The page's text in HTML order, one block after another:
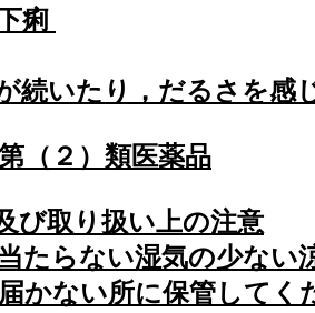
痢
続いたり，だるさを感
（２）類医薬品
び取り扱い上の注意
たらない湿気の少な
かない所に保管してく